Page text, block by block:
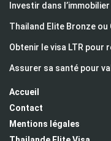
Investir dans
Thailand Elite Bronze
Obtenir le visa LTR pour
Assurer sa santé pour
Accueil
Contact
Mentions légales